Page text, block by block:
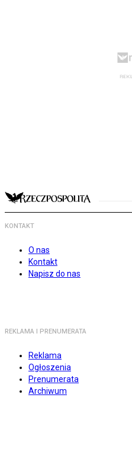
KONTAKT
O nas
Kontakt
Napisz do nas
REKLAMA I PRENUMERATA
Reklama
Ogłoszenia
Prenumerata
Archiwum